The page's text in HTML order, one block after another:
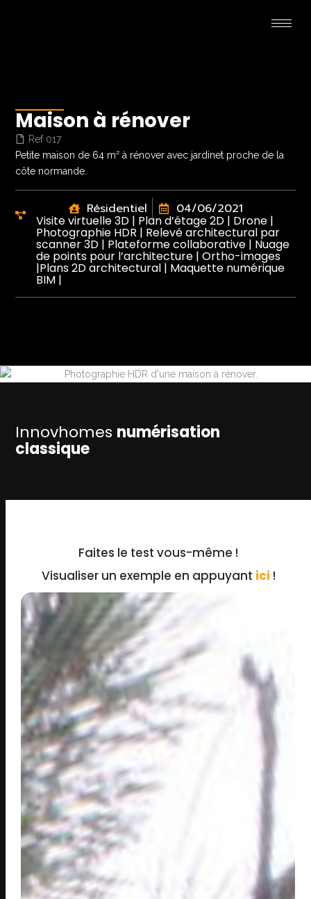
Maison à rénover
Ref 017
Petite maison de 64 m² à rénover avec jardinet proche de la
côte normande.
Résidentiel 04/06/2021
Visite virtuelle 3D | Plan d’étage 2D | Drone |
Photographie HDR | Relevé architectural par
scanner 3D | Plateforme collaborative | Nuage
de points pour l’architecture | Ortho-images
|Plans 2D architectural | Maquette numérique
BIM |
Innovhomes numérisation
classique
Faites le test vous-même !
Visualiser un exemple en appuyant ici !